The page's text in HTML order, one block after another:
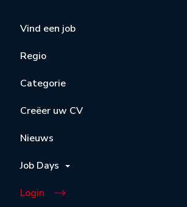
Vind een job
Regio
Categorie
Creëer uw CV
Nieuws
Job Days
Login